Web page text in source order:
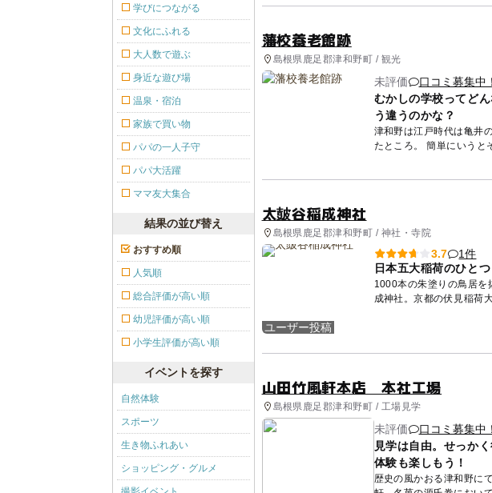
藩校養老館跡
島根県鹿足郡津和野町 / 観光
未評価
口コミ募集中！
むかしの学校ってど
う違うのかな？
津和野は江戸時代は亀井
たところ。 簡単にいうと
太皷谷稲成神社
島根県鹿足郡津和野町 / 神社・寺院
ユーザー投稿
3.7
1件
日本五大稲荷のひと
1000本の朱塗りの鳥居を
成神社。京都の伏見稲荷
山田竹風軒本店 本社工場
島根県鹿足郡津和野町 / 工場見学
未評価
口コミ募集中！
見学は自由。せっか
体験も楽しもう！
歴史の風かおる津和野に
学びにつながる
文化にふれる
大人数で遊ぶ
身近な遊び場
温泉・宿泊
家族で買い物
パパの一人子守
パパ大活躍
ママ友大集合
結果の並び替え
おすすめ順
人気順
総合評価が高い順
幼児評価が高い順
小学生評価が高い順
イベントを探す
自然体験
スポーツ
生き物ふれあい
ショッピング・グルメ